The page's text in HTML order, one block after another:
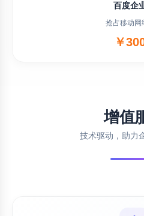
百度企
抢占移动网
￥
增值
技术驱动，助力